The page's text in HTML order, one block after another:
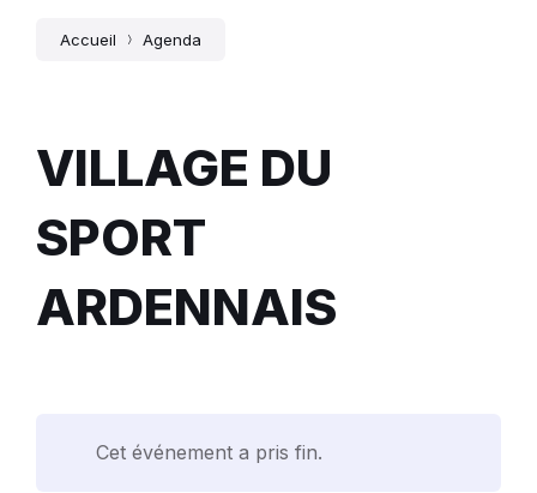
Accueil Agenda
VILLAGE DU
SPORT
ARDENNAIS
Cet événement a pris fin.